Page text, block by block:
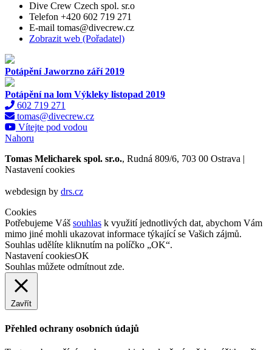
Dive Crew Czech spol. sr.o
Telefon +420 602 719 271
E-mail tomas@divecrew.cz
Zobrazit web (Pořadatel)
Potápění Jaworzno září 2019
Potápění na lom Výkleky listopad 2019
602 719 271
tomas@divecrew.cz
Vítejte pod vodou
Nahoru
Tomas Melicharek spol. sr.o., Rudná 809/6, 703 00 Ostrava |
Nastavení cookies
webdesign by drs.cz
Cookies
Potřebujeme Váš souhlas k využití jednotlivých dat, abychom Vám
mimo jiné mohli ukazovat informace týkající se Vašich zájmů.
Souhlas udělíte kliknutím na políčko „OK“.
Nastavení cookiesOK
Souhlas můžete odmítnoutzde.
Zavřít
Přehled ochrany osobních údajů